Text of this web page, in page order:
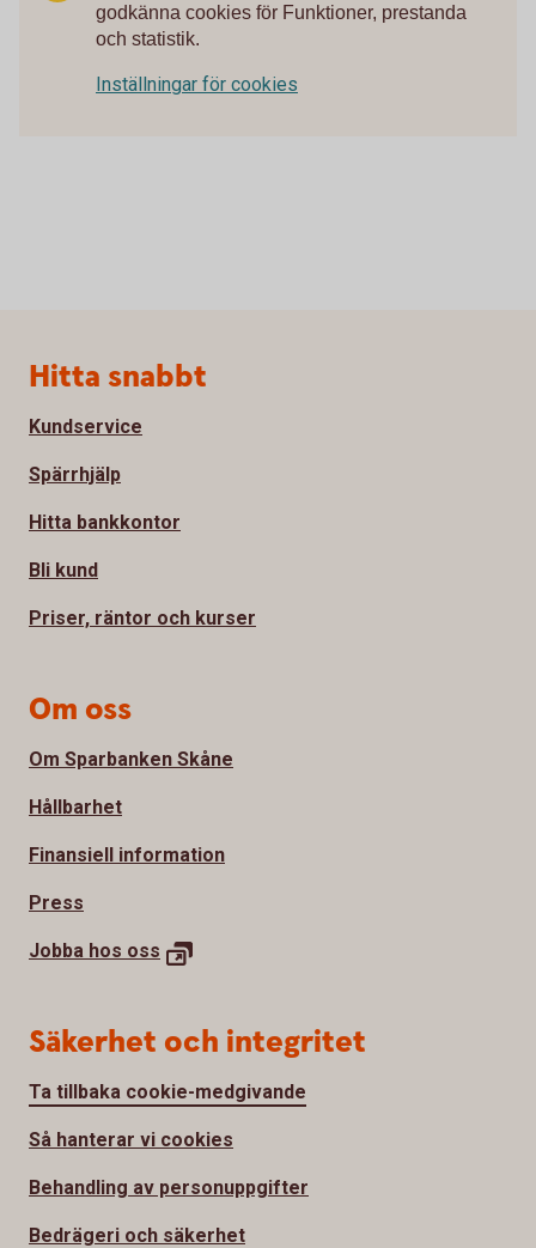
godkänna cookies för Funktioner, prestanda
och statistik.
Inställningar för cookies
Sidfot
Hitta snabbt
Kundservice
Spärrhjälp
Hitta bankkontor
Bli kund
Priser, räntor och kurser
Om oss
Om Sparbanken Skåne
Hållbarhet
Finansiell information
Press
Jobba hos oss
Säkerhet och integritet
Ta tillbaka cookie-medgivande
Så hanterar vi cookies
Behandling av personuppgifter
Bedrägeri och säkerhet